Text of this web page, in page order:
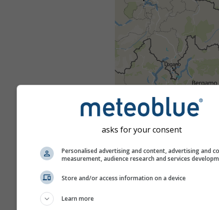
asks for your consent
Personalised advertising and content, advertising and
measurement, audience research and services
Store and/or access information on a device
Learn more